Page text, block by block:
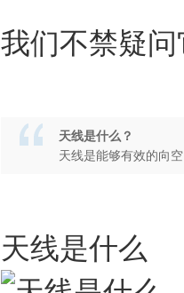
我们不禁疑
天线是什么？
天线是能够有效的向
天线是什么